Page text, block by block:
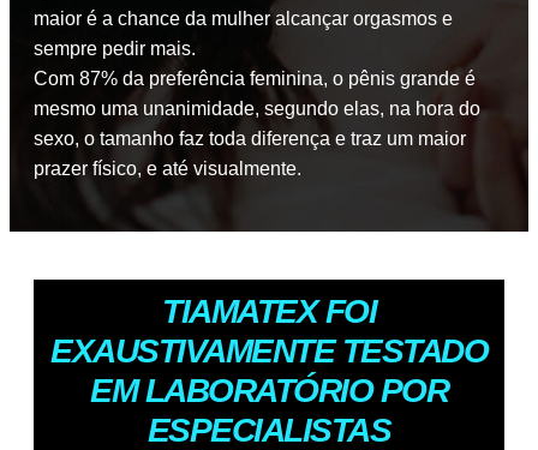
maior é a chance da mulher alcançar orgasmos e
sempre pedir mais.
Com 87% da preferência feminina, o pênis grande é
mesmo uma unanimidade, segundo elas, na hora do
sexo, o tamanho faz toda diferença e traz um maior
prazer físico, e até visualmente.
TIAMATEX FOI
EXAUSTIVAMENTE TESTADO
EM LABORATÓRIO POR
ESPECIALISTAS